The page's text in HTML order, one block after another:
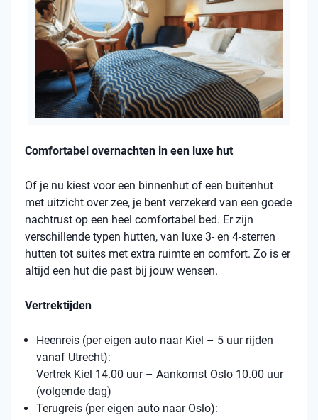
Comfortabel overnachten in een luxe hut
Of je nu kiest voor een binnenhut of een buitenhut
met uitzicht over zee, je bent verzekerd van een goede
nachtrust op een heel comfortabel bed. Er zijn
verschillende typen hutten, van luxe 3- en 4-sterren
hutten tot suites met extra ruimte en comfort. Zo is er
altijd een hut die past bij jouw wensen.
Vertrektijden
Heenreis (per eigen auto naar Kiel – 5 uur rijden
vanaf Utrecht):
Vertrek Kiel 14.00 uur – Aankomst Oslo 10.00 uur
(volgende dag)
Terugreis (per eigen auto naar Oslo):